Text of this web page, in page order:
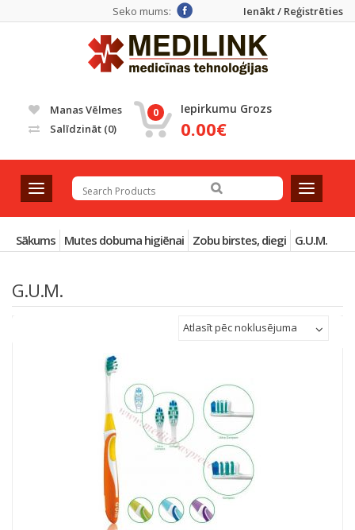
Ienākt / Reģistrēties
Seko mums:
Manas Vēlmes
Salīdzināt (0)
0 Iepirkumu Grozs
0.00€
T
o
g
g
l
n
a
T
o
g
g
l
a
Sākums Mutes dobuma higiēnai Zobu birstes, diegi G.U.M.
G.U.M.
Atlasīt pēc noklusējuma